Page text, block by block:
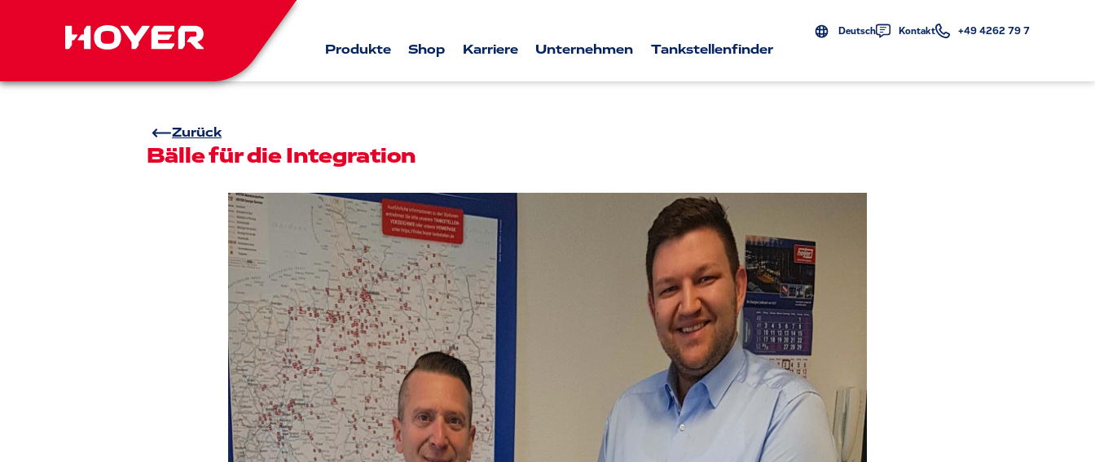
Deutsch Kontakt +49 4262 79 7
Produkte Shop Karriere Unternehmen Tankstellenfinder
Zurück
Bälle für die Integration